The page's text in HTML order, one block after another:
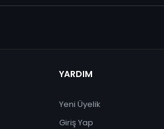
YARDIM
Yeni Üyelik
Giriş Yap